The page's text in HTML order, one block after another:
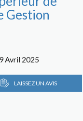
Gestion
Avril 2025
LAISSEZ UN AVIS